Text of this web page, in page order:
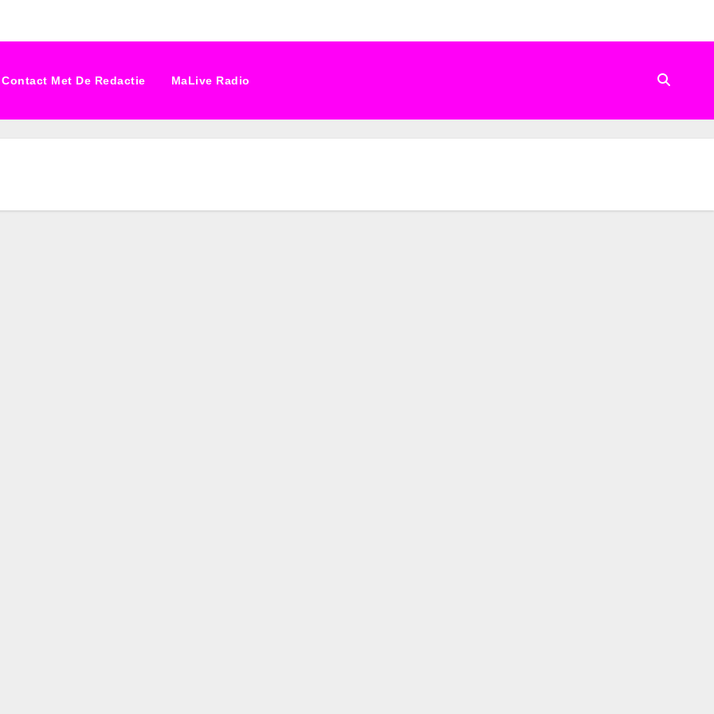
Contact Met De Redactie MaLive Radio